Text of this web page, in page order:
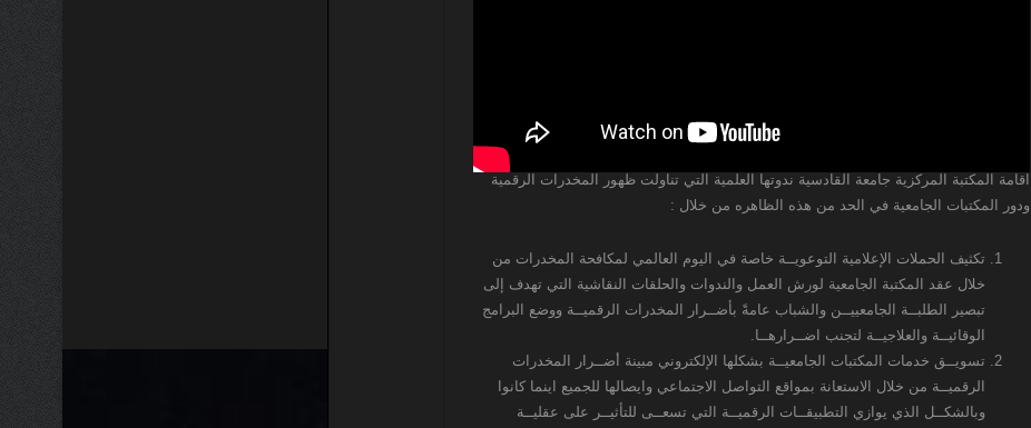
اقامة المكتبة المركزية جامعة القادسية ندوتها العلمية التي تناولت ظهور المخدرات الرقمية
ودور المكتبات الجامعية في الحد من هذه الظاهره من خلال :
تكثيف الحملات الإعلامية التوعويــة خاصة في اليوم العالمي لمكافحة المخدرات من
خلال عقد المكتبة الجامعية لورش العمل والندوات والحلقات النقاشية التي تهدف إلى
تبصير الطلبــة الجامعييــن والشباب عامةً بأضــرار المخدرات الرقميــة ووضع البرامج
الوقائيــة والعلاجيــة لتجنب اضــرارهــا.
تسويــق خدمات المكتبات الجامعيــة بشكلها الإلكتروني مبينة أضــرار المخدرات
الرقميــة من خلال الاستعانة بمواقع التواصل الاجتماعي وايصالها للجميع اينما كانوا
وبالشكــل الذي يوازي التطبيقــات الرقميــة التي تسعــى للتأثيــر على عقليــة